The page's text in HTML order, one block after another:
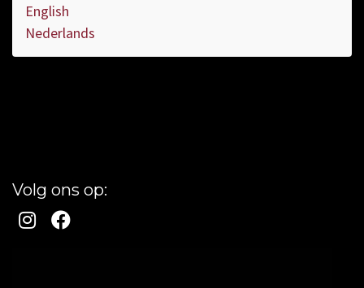
English
Nederlands
Volg ons op: